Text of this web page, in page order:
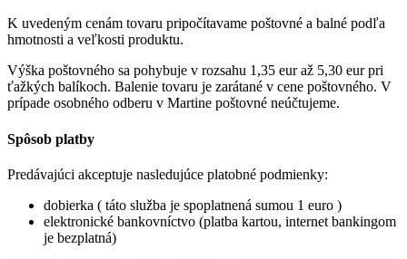
K uvedeným cenám tovaru pripočítavame poštovné a balné podľa
hmotnosti a veľkosti produktu.
Výška poštovného sa pohybuje v rozsahu 1,35 eur až 5,30 eur pri
ťažkých balíkoch. Balenie tovaru je zarátané v cene poštovného. V
prípade osobného odberu v Martine poštovné neúčtujeme.
Spôsob platby
Predávajúci akceptuje nasledujúce platobné podmienky:
dobierka ( táto služba je spoplatnená sumou 1 euro )
elektronické bankovníctvo (platba kartou, internet bankingom
je bezplatná)